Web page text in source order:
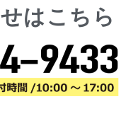
はこちら